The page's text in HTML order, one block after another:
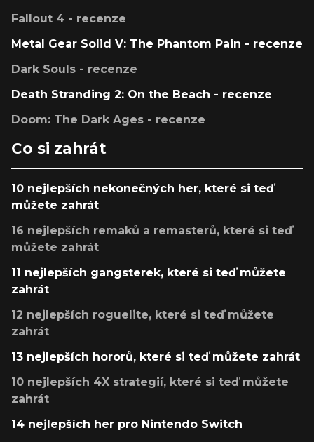
Fallout 4 - recenze
Metal Gear Solid V: The Phantom Pain - recenze
Dark Souls - recenze
Death Stranding 2: On the Beach - recenze
Doom: The Dark Ages - recenze
Co si zahrát
10 nejlepších nekonečných her, které si teď
můžete zahrát
16 nejlepších remaků a remasterů, které si teď
můžete zahrát
11 nejlepších gangsterek, které si teď můžete
zahrát
12 nejlepších roguelite, které si teď můžete
zahrát
13 nejlepších hororů, které si teď můžete zahrát
10 nejlepších 4X strategií, které si teď můžete
zahrát
14 nejlepších her pro Nintendo Switch